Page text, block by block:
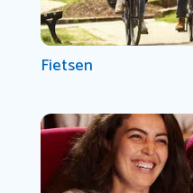
Fietsen